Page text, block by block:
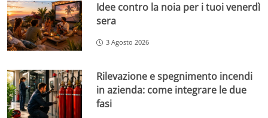
Idee contro la noia per i tuoi venerdì
sera
3 Agosto 2026
Rilevazione e spegnimento incendi
in azienda: come integrare le due
fasi